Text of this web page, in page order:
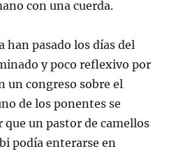
con una cuerda.
han pasado los días del
y poco reflexivo por
un congreso sobre el
de los ponentes se
que un pastor de camellos
podía enterarse en